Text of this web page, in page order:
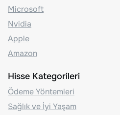
Microsoft
Nvidia
Apple
Amazon
Hisse Kategorileri
Ödeme Yöntemleri
Sağlık ve İyi Yaşam